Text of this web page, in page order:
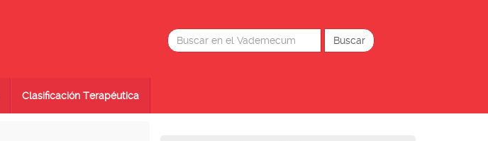
Clasificación Terapéutica